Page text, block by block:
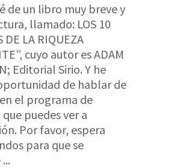
de un libro muy breve y
llamado: LOS 10
DE LA RIQUEZA
cuyo autor es ADAM
Editorial Sirio. Y he
de hablar de
el programa de
puedes ver a
Por favor, espera
para que se